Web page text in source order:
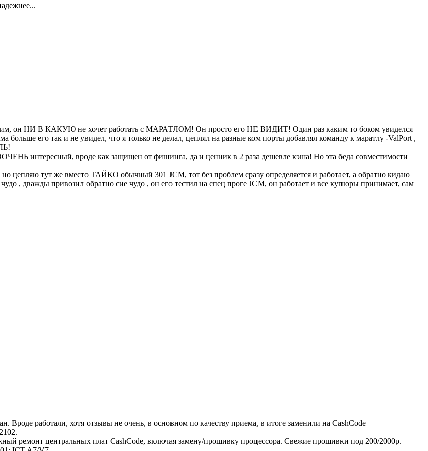
он НИ В КАКУЮ не хочет работать с МАРАТЛОМ! Он просто его НЕ ВИДИТ! Один раз каким то боком увиделся
его так и не увидел, что я только не делал, цеплял на разные ком порты добавлял команду к маратлу -ValPort ,
интересный, вроде как защищен от фишинга, да и ценник в 2 раза дешевле кэша! Но эта беда совместимости
цепляю тут же вместо ТАЙКО обычный 301 JCM, тот без проблем сразу определяется и работает, а обратно кидаю
, дважды привозил обратно сие чудо , он его тестил на спец проге JCM, он работает и все купюры принимает, сам
работали, хотя отзывы не очень, в основном по качеству приема, в итоге заменили на CashCode
ремонт центральных плат CashCode, включая замену/прошивку процессора. Свежие прошивки под 200/2000р.